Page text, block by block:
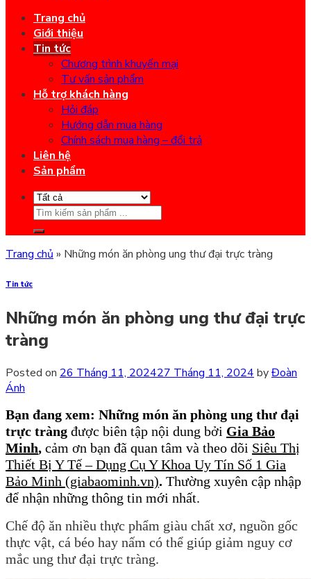
Trang chủ
Giới thiệu
Tin tức
Chương trình khuyến mại
Tư vấn sản phẩm
Hỗ trợ khách hàng
Hỏi đáp
Hướng dẫn mua hàng
Chính sách mua hàng – đổi trả
Liên hệ
Sản phẩm
Search
for:
Trang chủ » Những món ăn phòng ung thư đại trực tràng
Tin tức
Những món ăn phòng ung thư đại trực
tràng
Posted on 26 Tháng 11, 202427 Tháng 11, 2024 byĐoàn
Ánh
Bạn đang xem: Những món ăn phòng ung thư đại
trực tràng được biên tập nội dung bởi Gia Bảo
Minh, cảm ơn bạn đã quan tâm và theo dõi Siêu Thị
Thiết Bị Y Tế – Dụng Cụ Y Khoa Uy Tín Số 1 Gia
Bảo Minh (giabaominh.vn). Thường xuyên cập nhập
để nhận những thông tin mới nhất.
Chế độ ăn nhiều thực phẩm giàu chất xơ, nguồn gốc
thực vật, cá béo hay nấm có thể giúp giảm nguy cơ
mắc ung thư đại trực tràng.